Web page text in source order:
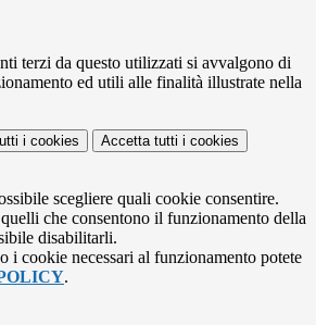
terzi da questo utilizzati si avvalgono di
ed utili alle finalità illustrate nella
i cookies Accetta tutti i cookies
scegliere quali cookie consentire.
che consentono il funzionamento della
disabilitarli.
i cookie necessari al funzionamento potete
.